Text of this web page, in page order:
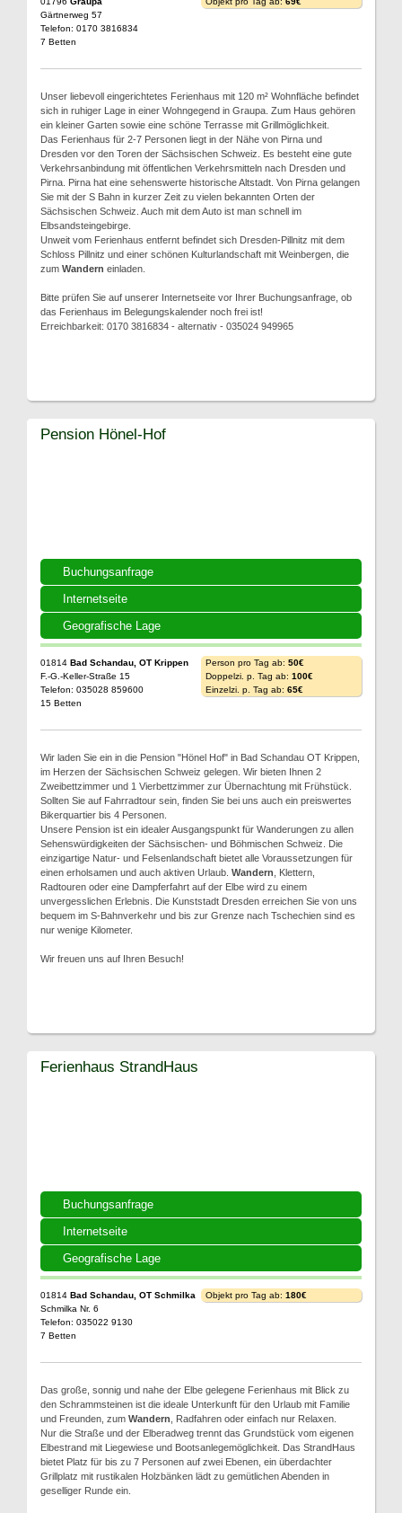
Gärtnerweg 57
Telefon: 0170 3816834
7 Betten
Unser liebevoll eingerichtetes Ferienhaus mit 120 m² Wohnfläche befindet
sich in ruhiger Lage in einer Wohngegend in Graupa. Zum Haus gehören
ein kleiner Garten sowie eine schöne Terrasse mit Grillmöglichkeit.
Das Ferienhaus für 2-7 Personen liegt in der Nähe von Pirna und
Dresden vor den Toren der Sächsischen Schweiz. Es besteht eine gute
Verkehrsanbindung mit öffentlichen Verkehrsmitteln nach Dresden und
Pirna. Pirna hat eine sehenswerte historische Altstadt. Von Pirna gelangen
Sie mit der S Bahn in kurzer Zeit zu vielen bekannten Orten der
Sächsischen Schweiz. Auch mit dem Auto ist man schnell im
Elbsandsteingebirge.
Unweit vom Ferienhaus entfernt befindet sich Dresden-Pillnitz mit dem
Schloss Pillnitz und einer schönen Kulturlandschaft mit Weinbergen, die
zum Wandern einladen.
Bitte prüfen Sie auf unserer Internetseite vor Ihrer Buchungsanfrage, ob
das Ferienhaus im Belegungskalender noch frei ist!
Erreichbarkeit: 0170 3816834 - alternativ - 035024 949965
Buchungsanfrage
Internetseite
Geografische Lage
Pension Hönel-Hof
01814 Bad Schandau, OT Krippen
F.-G.-Keller-Straße 15
Telefon: 035028 859600
15 Betten
Person pro Tag ab: 50€
Doppelzi. p. Tag ab: 100€
Einzelzi. p. Tag ab: 65€
Wir laden Sie ein in die Pension "Hönel Hof" in Bad Schandau OT Krippen,
im Herzen der Sächsischen Schweiz gelegen. Wir bieten Ihnen 2
Zweibettzimmer und 1 Vierbettzimmer zur Übernachtung mit Frühstück.
Sollten Sie auf Fahrradtour sein, finden Sie bei uns auch ein preiswertes
Bikerquartier bis 4 Personen.
Unsere Pension ist ein idealer Ausgangspunkt für Wanderungen zu allen
Sehenswürdigkeiten der Sächsischen- und Böhmischen Schweiz. Die
einzigartige Natur- und Felsenlandschaft bietet alle Voraussetzungen für
einen erholsamen und auch aktiven Urlaub. Wandern , Klettern,
Radtouren oder eine Dampferfahrt auf der Elbe wird zu einem
unvergesslichen Erlebnis. Die Kunststadt Dresden erreichen Sie von uns
bequem im S-Bahnverkehr und bis zur Grenze nach Tschechien sind es
nur wenige Kilometer.
Wir freuen uns auf Ihren Besuch!
Buchungsanfrage
Internetseite
Geografische Lage
Ferienhaus StrandHaus
01814 Bad Schandau, OT Schmilka
Schmilka Nr. 6
Telefon: 035022 9130
7 Betten
Objekt pro Tag ab: 180€
Das große, sonnig und nahe der Elbe gelegene Ferienhaus mit Blick zu
den Schrammsteinen ist die ideale Unterkunft für den Urlaub mit Familie
und Freunden, zum Wandern , Radfahren oder einfach nur Relaxen.
Nur die Straße und der Elberadweg trennt das Grundstück vom eigenen
Elbestrand mit Liegewiese und Bootsanlegemöglichkeit. Das StrandHaus
bietet Platz für bis zu 7 Personen auf zwei Ebenen, ein überdachter
Grillplatz mit rustikalen Holzbänken lädt zu gemütlichen Abenden in
geselliger Runde ein.